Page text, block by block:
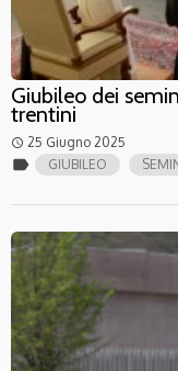
Giubileo dei
trentini
access_time 25 Giugno 2025
label GIUBILEO